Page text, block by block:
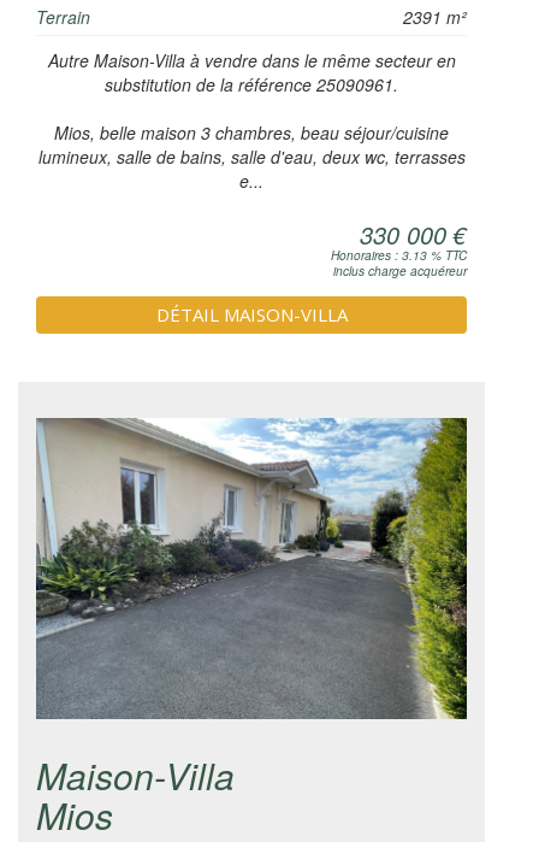
Terrain
2391 m²
Autre Maison-Villa à vendre dans le même secteur en
substitution de la référence 25090961.
Mios, belle maison 3 chambres, beau séjour/cuisine
lumineux, salle de bains, salle d'eau, deux wc, terrasses
e...
330 000 €
Honoraires : 3.13 % TTC
inclus charge acquéreur
DÉTAIL MAISON-VILLA
Maison-Villa
Mios